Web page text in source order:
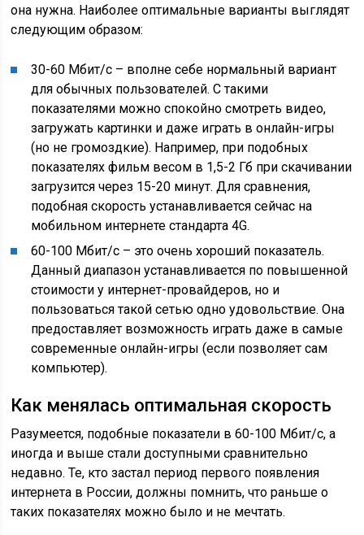
она нужна. Наиболее оптимальные варианты выглядят
следующим образом:
30-60 Мбит/с – вполне себе нормальный вариант
для обычных пользователей. С такими
показателями можно спокойно смотреть видео,
загружать картинки и даже играть в онлайн-игры
(но не громоздкие). Например, при подобных
показателях фильм весом в 1,5-2 Гб при скачивании
загрузится через 15-20 минут. Для сравнения,
подобная скорость устанавливается сейчас на
мобильном интернете стандарта 4G.
60-100 Мбит/с – это очень хороший показатель.
Данный диапазон устанавливается по повышенной
стоимости у интернет-провайдеров, но и
пользоваться такой сетью одно удовольствие. Она
предоставляет возможность играть даже в самые
современные онлайн-игры (если позволяет сам
компьютер).
Как менялась оптимальная скорость
Разумеется, подобные показатели в 60-100 Мбит/с, а
иногда и выше стали доступными сравнительно
недавно. Те, кто застал период первого появления
интернета в России, должны помнить, что раньше о
таких показателях можно было и не мечтать.